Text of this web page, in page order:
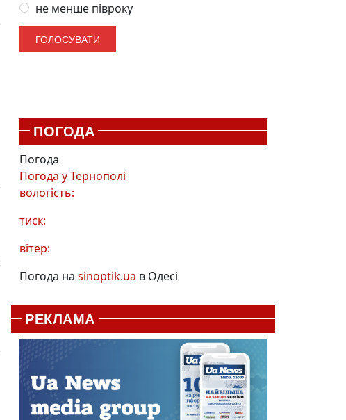
не менше півроку
ПОГОДА
Погода
Погода уТернополі
вологість:
тиск:
вітер:
Погода на sinoptik.ua в Одесі
РЕКЛАМА